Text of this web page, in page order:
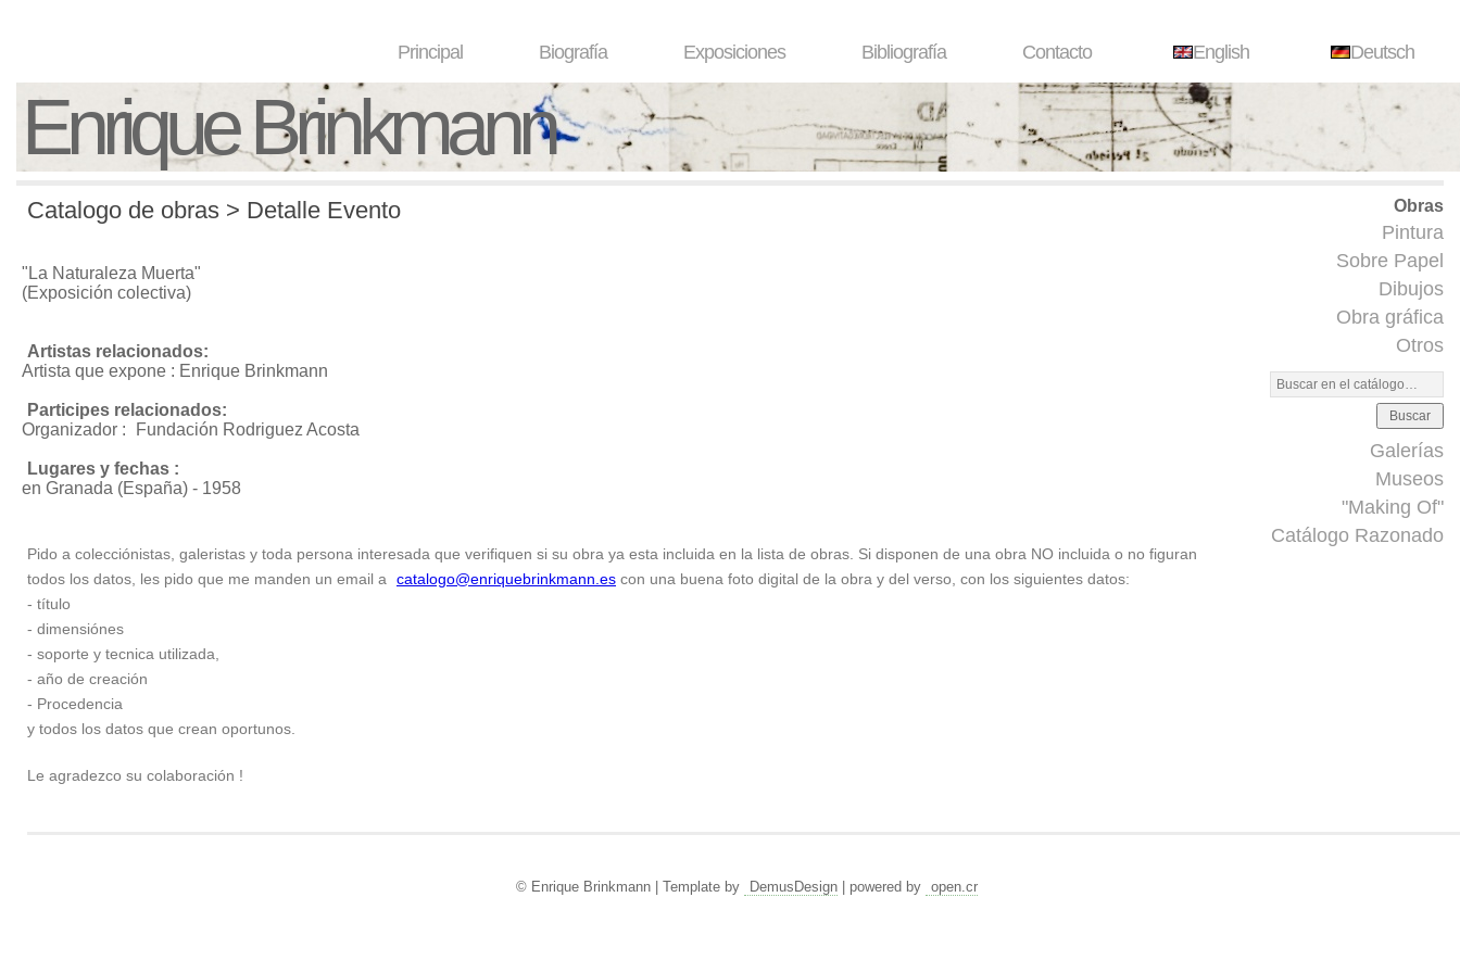
Principal Biografía Exposiciones Bibliografía Contacto English Deutsch
Enrique Brinkmann
Obras
Pintura
Sobre Papel
Dibujos
Obra gráfica
Otros
Buscar
Galerías
Museos
"Making Of"
Catálogo Razonado
Catalogo de obras > Detalle Evento
"La Naturaleza Muerta"
(Exposición colectiva)
Artistas relacionados:
Artista que expone : Enrique Brinkmann
Participes relacionados:
Organizador :
Fundación Rodriguez Acosta
Lugares y fechas :
en Granada (España) - 1958
Pido a colecciónistas, galeristas y toda persona interesada que verifiquen si su obra ya esta incluida en la lista de obras. Si disponen de una obra NO incluida o no figuran
todos los datos, les pido que me manden un email a
catalogo@enriquebrinkmann.es con una buena foto digital de la obra y del verso, con los siguientes datos:
- título
- dimensiónes
- soporte y tecnica utilizada,
- año de creación
- Procedencia
y todos los datos que crean oportunos.
Le agradezco su colaboración !
© Enrique Brinkmann | Template by DemusDesign| powered by open.cr